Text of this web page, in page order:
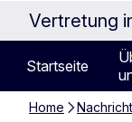
Vertretung
Startseite
Home